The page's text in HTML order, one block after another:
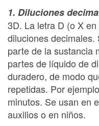
1. Diluciones
3D. La letra D (o X
diluciones
parte de la sustancia
partes de líquido de
duradero, de modo
repetidas. Por
minutos. Se usan en
auxilios o en niños.